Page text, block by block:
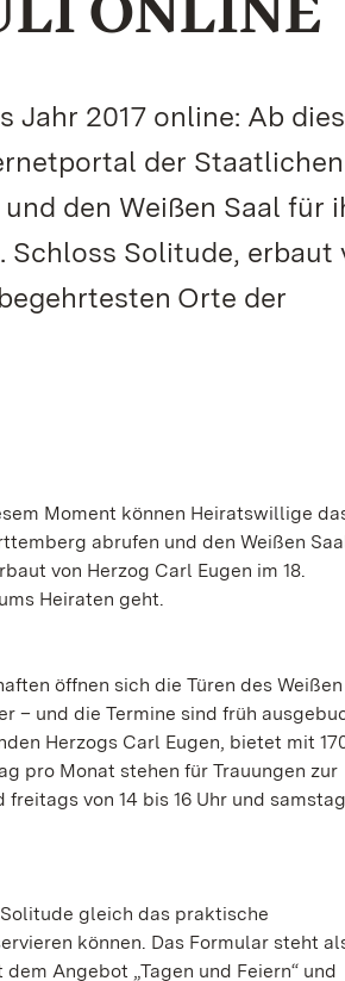
Jahr 2017 online: Ab
der Staatlichen
den Weißen Saal für
Schloss Solitude, erbaut
Orte der
Moment können Heiratswillige
abrufen und den Weißen
von Herzog Carl Eugen im 18.
Heiraten geht.
öffnen sich die Türen des Weißen
– und die Termine sind früh
Herzogs Carl Eugen, bietet mit
pro Monat stehen für Trauungen zur
von 14 bis 16 Uhr und
gleich das praktische
können. Das Formular steht
Angebot „Tagen und Feiern“ und